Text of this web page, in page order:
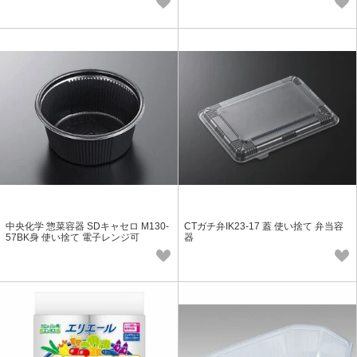
中央化学 惣菜容器 SDキャセロ M130-
57BK身 使い捨て 電子レンジ可
CTガチ弁IK23-17 蓋 使い捨て 弁当容
器